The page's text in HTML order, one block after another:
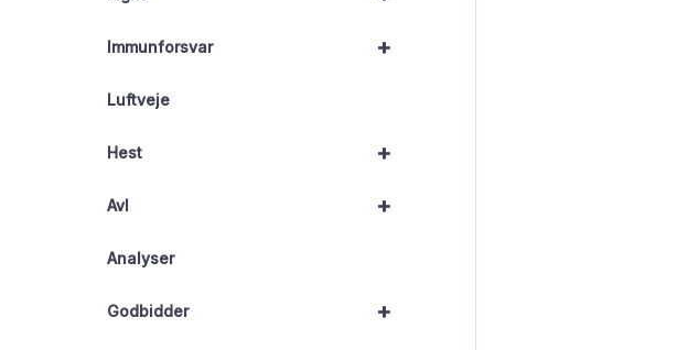
+
Immunforsvar
Luftveje
+
Hest
+
Avl
Analyser
+
Godbidder